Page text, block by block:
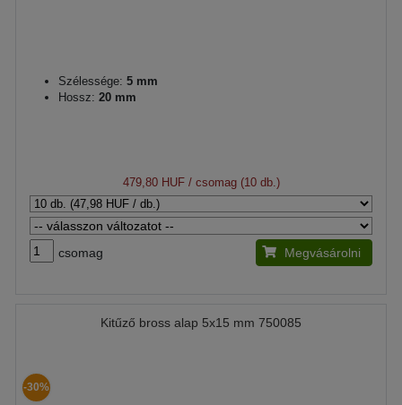
Szélessége: 5 mm
Hossz: 20 mm
479,80 HUF/ csomag (10 db.)
csomag Megvásárolni
Kitűző bross alap 5x15 mm 750085
-30%